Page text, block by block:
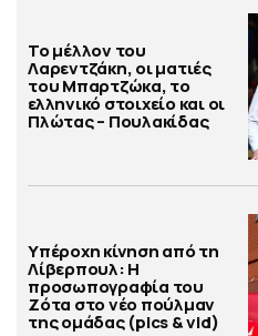
Το μέλλον του
Λαρεντζάκη, οι ματιές
του Μπαρτζώκα, το
ελληνικό στοιχείο και οι
Πλώτας – Πουλακίδας
Υπέροχη κίνηση από τη
Λίβερπουλ: Η
προσωπογραφία του
Ζότα στο νέο πούλμαν
της ομάδας (pics & vid)